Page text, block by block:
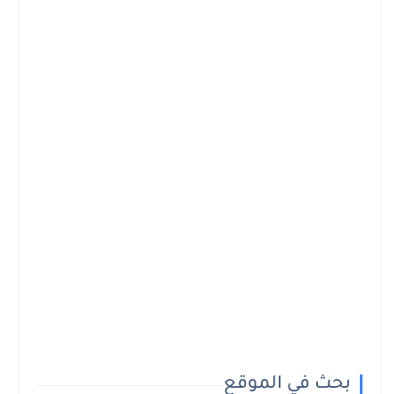
بحث في الموقع